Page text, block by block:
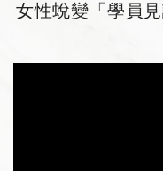
女性蛻變「學員